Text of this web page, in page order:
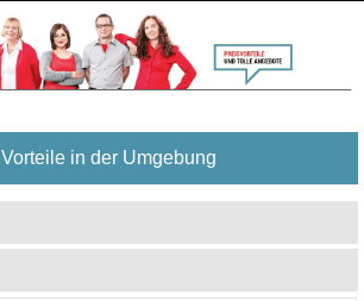
Vorteile in der Umgebung